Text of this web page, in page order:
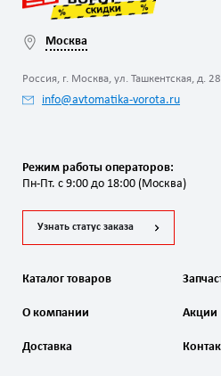
Москва
Россия, г. Москва, ул. Ташкентская, д.
info@avtomatika-vorota.ru
Режим работы операторов:
Пн-Пт. с 9:00 до 18:00 (Москва)
Узнать статус заказа
Каталог товаров
О компании
Доставка
Акции